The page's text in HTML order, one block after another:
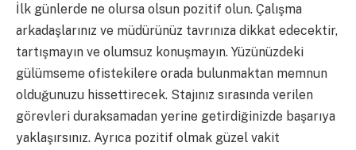
İlk günlerde ne olursa olsun pozitif olun. Çalışma
arkadaşlarınız ve müdürünüz tavrınıza dikkat edecektir,
tartışmayın ve olumsuz konuşmayın. Yüzünüzdeki
gülümseme ofistekilere orada bulunmaktan memnun
olduğunuzu hissettirecek. Stajınız sırasında verilen
görevleri duraksamadan yerine getirdiğinizde başarıya
yaklaşırsınız. Ayrıca pozitif olmak güzel vakit